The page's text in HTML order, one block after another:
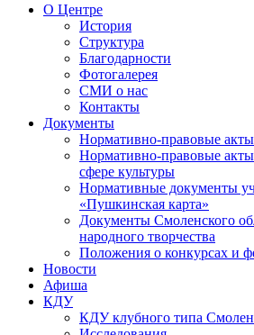
О Центре
История
Структура
Благодарности
Фотогалерея
СМИ о нас
Контакты
Документы
Нормативно-правовые
Нормативно-правовые
сфере культуры
Нормативные документы
«Пушкинская карта»
Документы Смоленского
народного творчества
Положения о конкурсах и
Новости
Афиша
КДУ
КДУ клубного типа